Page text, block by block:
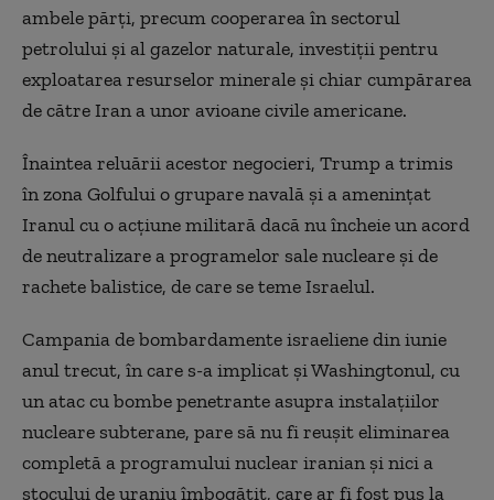
ambele părţi, precum cooperarea în sectorul
petrolului şi al gazelor naturale, investiţii pentru
exploatarea resurselor minerale şi chiar cumpărarea
de către Iran a unor avioane civile americane.
Înaintea reluării acestor negocieri, Trump a trimis
în zona Golfului o grupare navală şi a ameninţat
Iranul cu o acţiune militară dacă nu încheie un acord
de neutralizare a programelor sale nucleare şi de
rachete balistice, de care se teme Israelul.
Campania de bombardamente israeliene din iunie
anul trecut, în care s-a implicat şi Washingtonul, cu
un atac cu bombe penetrante asupra instalaţiilor
nucleare subterane, pare să nu fi reuşit eliminarea
completă a programului nuclear iranian şi nici a
stocului de uraniu îmbogăţit, care ar fi fost pus la